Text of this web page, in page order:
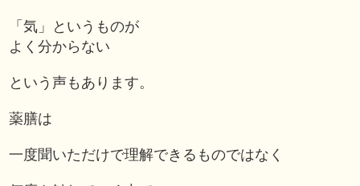
「気」というものが
よく分からない
という声もあります。
薬膳は
一度聞いただけで理解できるものではなく